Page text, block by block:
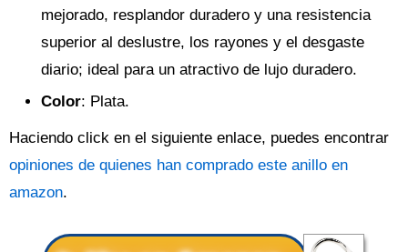
mejorado, resplandor duradero y una resistencia
superior al deslustre, los rayones y el desgaste
diario; ideal para un atractivo de lujo duradero.
Color: Plata.
Haciendo click en el siguiente enlace, puedes encontrar
opiniones de quienes han comprado este anillo en
amazon.